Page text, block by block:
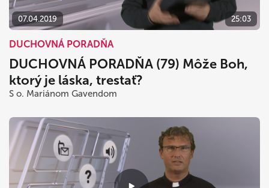
07.04.2019 25:03
DUCHOVNÁ PORADŇA
DUCHOVNÁ PORADŇA (79) Môže Boh,
ktorý je láska, trestať?
S o. Mariánom Gavendom